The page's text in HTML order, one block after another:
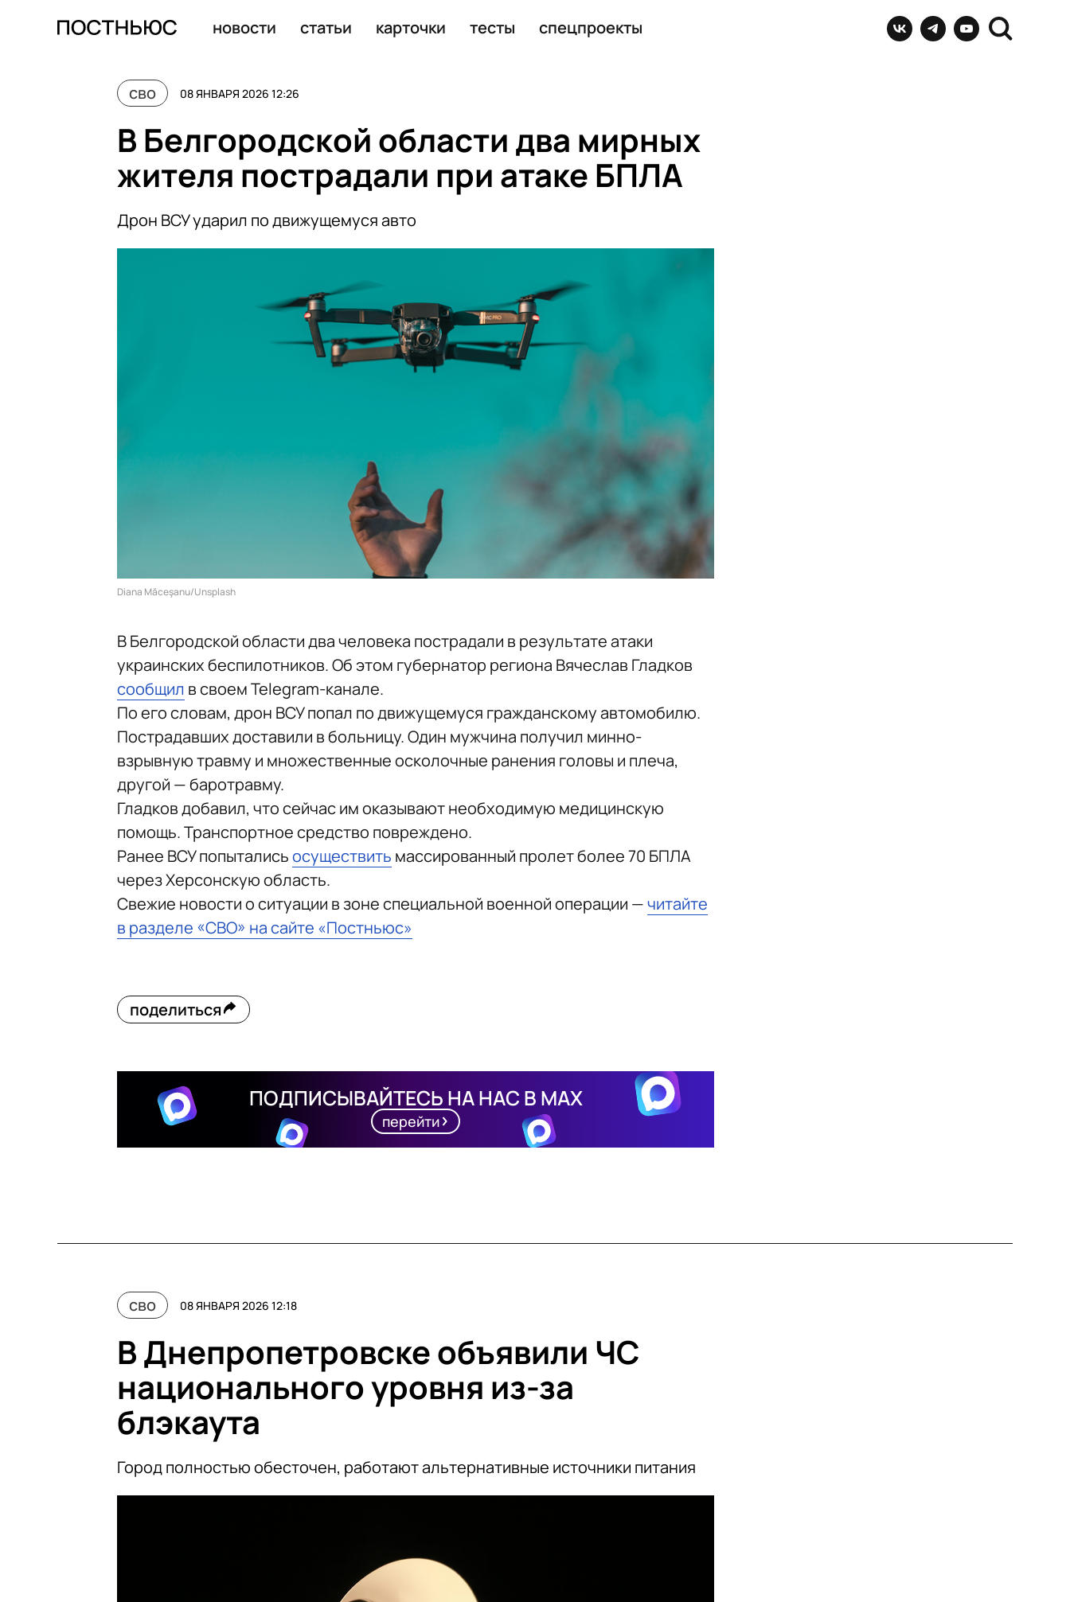
новости статьи карточки тесты спецпроекты
сво 08 ЯНВАРЯ 2026 12:26
В Белгородской области два мирных
жителя пострадали при атаке БПЛА
Дрон ВСУ ударил по движущемуся авто
Diana Măceşanu/Unsplash
В Белгородской области два человека пострадали в результате атаки
украинских беспилотников. Об этом губернатор региона Вячеслав Гладков
сообщил в своем Telegram-канале.
По его словам, дрон ВСУ попал по движущемуся гражданскому автомобилю.
Пострадавших доставили в больницу. Один мужчина получил минно-
взрывную травму и множественные осколочные ранения головы и плеча,
другой — баротравму.
Гладков добавил, что сейчас им оказывают необходимую медицинскую
помощь. Транспортное средство повреждено.
Ранее ВСУ попыталисьосуществить массированный пролет более 70 БПЛА
через Херсонскую область.
Свежие новости о ситуации в зоне специальной военной операции —читайте
в разделе «СВО» на сайте «Постньюс»
поделиться
ПОДПИСЫВАЙТЕСЬ НА НАС В MAX
перейти
сво 08 ЯНВАРЯ 2026 12:18
В Днепропетровске объявили ЧС
национального уровня из-за
блэкаута
Город полностью обесточен, работают альтернативные источники питания